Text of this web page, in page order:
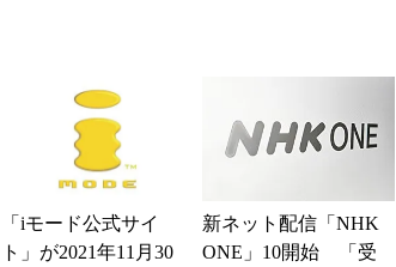
「iモード公式サイ
ト」が2021年11月30
新ネット配信「NHK
ONE」10開始 「受